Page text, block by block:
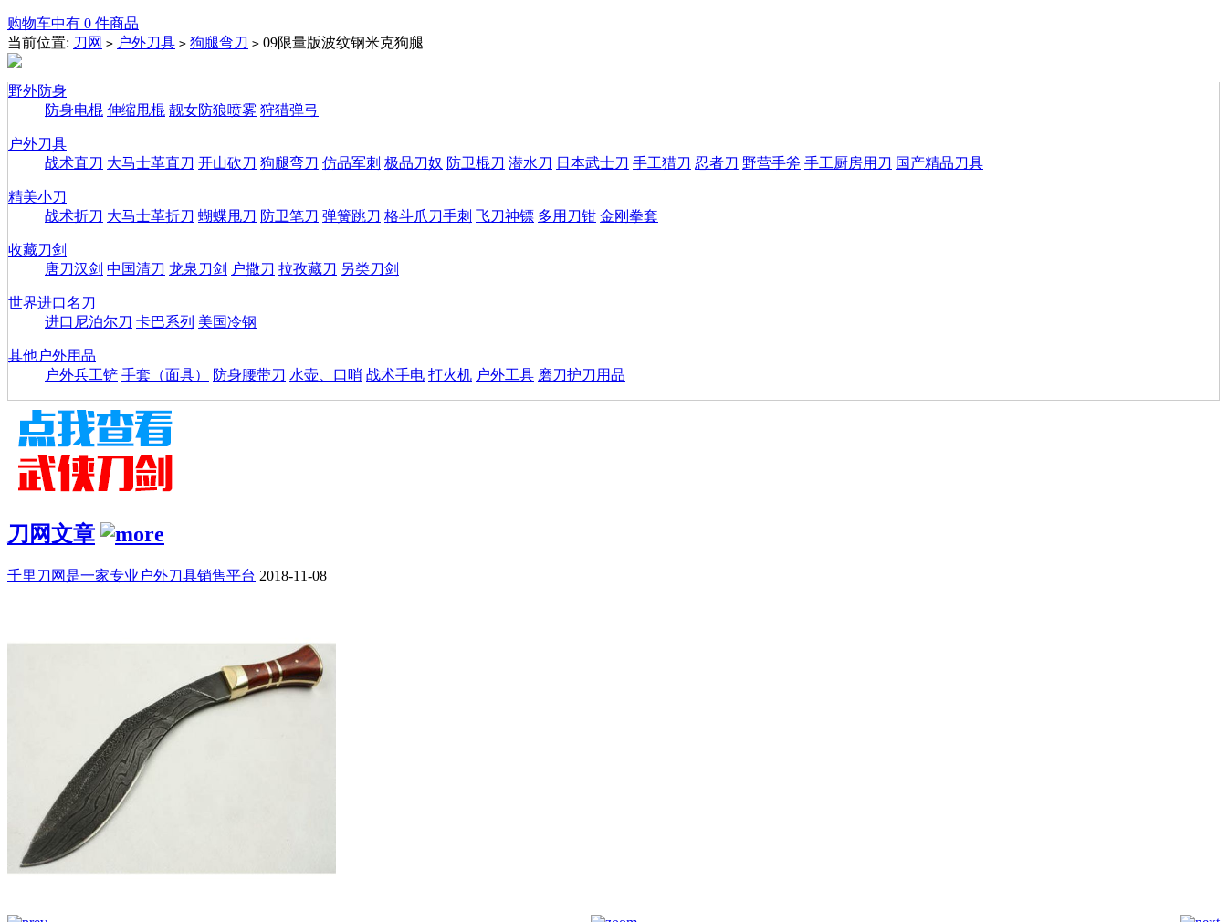
购物车中有 0 件商品
当前位置: 刀网 > 户外刀具 > 狗腿弯刀 > 09限量版波纹钢米克狗腿
野外防身
防身电棍 伸缩甩棍 靓女防狼喷雾 狩猎弹弓
户外刀具
战术直刀 大马士革直刀 开山砍刀 狗腿弯刀 仿品军刺 极品刀奴 防卫棍刀 潜水刀 日本武士刀 手工猎刀 忍者刀 野营手斧 手工厨房用刀 国产精品刀具
精美小刀
战术折刀 大马士革折刀 蝴蝶甩刀 防卫笔刀 弹簧跳刀 格斗爪刀手刺 飞刀神镖 多用刀钳 金刚拳套
收藏刀剑
唐刀汉剑 中国清刀 龙泉刀剑 户撒刀 拉孜藏刀 另类刀剑
世界进口名刀
进口尼泊尔刀 卡巴系列 美国冷钢
其他户外用品
户外兵工铲 手套（面具） 防身腰带刀 水壶、口哨 战术手电 打火机 户外工具 磨刀护刀用品
刀网文章
千里刀网是一家专业户外刀具销售平台 2018-11-08